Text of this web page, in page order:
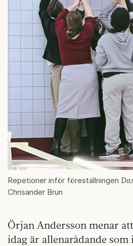
Repetioner inför föreställningen
Chrisander Brun
Örjan Andersson menar
idag är allenarådande som